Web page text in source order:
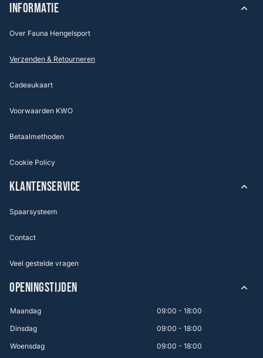
INFORMATIE
Over Fauna Hengelsport
Verzenden & Retourneren
Cadeaukaart
Voorwaarden KWO
Betaalmethoden
Cookie Policy
KLANTENSERVICE
Spaarsysteem
Contact
Veel gestelde vragen
OPENINGSTIJDEN
Maandag
09:00 - 18:00
Dinsdag
09:00 - 18:00
Woensdag
09:00 - 18:00